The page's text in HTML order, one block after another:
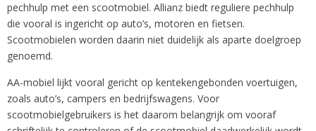
pechhulp met een scootmobiel. Allianz biedt reguliere pechhulp
die vooral is ingericht op auto’s, motoren en fietsen.
Scootmobielen worden daarin niet duidelijk als aparte doelgroep
genoemd.
AA-mobiel lijkt vooral gericht op kentekengebonden voertuigen,
zoals auto’s, campers en bedrijfswagens. Voor
scootmobielgebruikers is het daarom belangrijk om vooraf